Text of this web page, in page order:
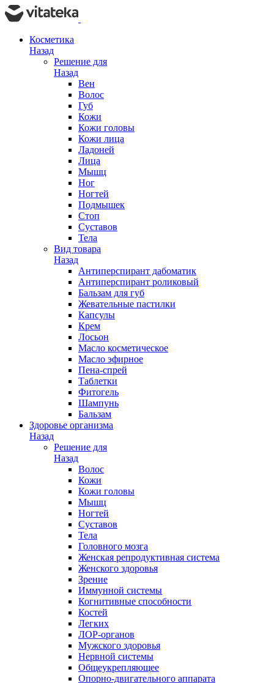
Косметика
Назад
Решение для
Назад
Вен
Волос
Губ
Кожи
Кожи головы
Кожи лица
Ладоней
Лица
Мышц
Ног
Ногтей
Подмышек
Стоп
Суставов
Тела
Вид товара
Назад
Антиперспирант дабоматик
Антиперспирант роликовый
Бальзам для губ
Жевательные пастилки
Капсулы
Крем
Лосьон
Масло косметическое
Масло эфирное
Пена-спрей
Таблетки
Фитогель
Шампунь
Бальзам
Здоровье организма
Назад
Решение для
Назад
Волос
Кожи
Кожи головы
Мышц
Ногтей
Суставов
Тела
Головного мозга
Женская репродуктивная система
Женского здоровья
Зрение
Иммунной системы
Когнитивные способности
Костей
Легких
ЛОР-органов
Мужского здоровья
Нервной системы
Общеукрепляющее
Опорно-двигательного аппарата